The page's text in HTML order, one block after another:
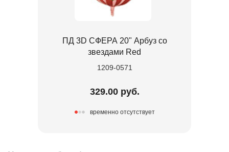
ПД 3D СФЕРА 20" Арбуз со
звездами Red
1209-0571
329.00 руб.
временно отсутствует